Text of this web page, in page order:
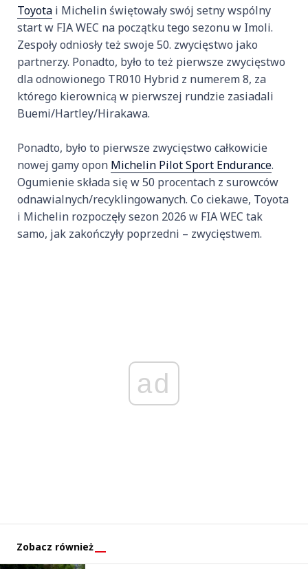
Toyota i Michelin świętowały swój setny wspólny
start w FIA WEC na początku tego sezonu w Imoli.
Zespoły odniosły też swoje 50. zwycięstwo jako
partnerzy. Ponadto, było to też pierwsze zwycięstwo
dla odnowionego TR010 Hybrid z numerem 8, za
którego kierownicą w pierwszej rundzie zasiadali
Buemi/Hartley/Hirakawa.
Ponadto, było to pierwsze zwycięstwo całkowicie
nowej gamy opon Michelin Pilot Sport Endurance.
Ogumienie składa się w 50 procentach z surowców
odnawialnych/recyklingowanych. Co ciekawe, Toyota
i Michelin rozpoczęły sezon 2026 w FIA WEC tak
samo, jak zakończyły poprzedni – zwycięstwem.
ad
Zobacz również